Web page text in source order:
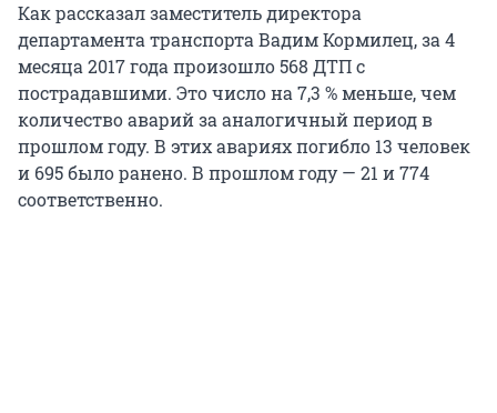
Как рассказал заместитель директора
департамента транспорта Вадим Кормилец, за 4
месяца 2017 года произошло 568 ДТП с
пострадавшими. Это число на 7,3 % меньше, чем
количество аварий за аналогичный период в
прошлом году. В этих авариях погибло 13 человек
и 695 было ранено. В прошлом году — 21 и 774
соответственно.